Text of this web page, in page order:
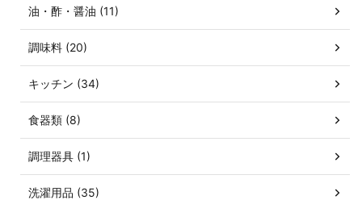
油・酢・醤油 (11)
調味料 (20)
キッチン (34)
食器類 (8)
調理器具 (1)
洗濯用品 (35)